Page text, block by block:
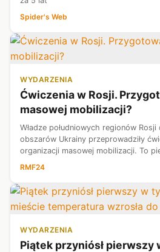
Spider's Web
WYDARZENIA
Ćwiczenia w Rosji.
masowej mobilizacji?
Władze południowych regionów
obszarów Ukrainy przeprowadziły
organizacji masowej mobilizacji. To
RMF24
WYDARZENIA
Piątek przyniósł pierwszy